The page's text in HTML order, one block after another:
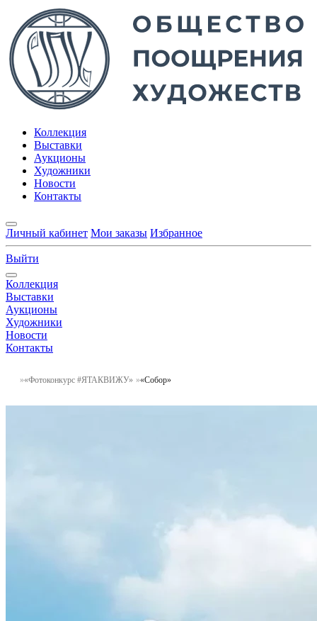
Коллекция
Выставки
Аукционы
Художники
Новости
Контакты
Личный кабинет Мои заказы Избранное
Выйти
Коллекция
Выставки
Аукционы
Художники
Новости
Контакты
«Фотоконкурс #ЯТАКВИЖУ» «Собор»